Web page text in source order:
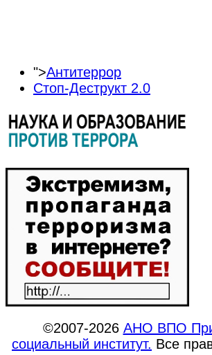
">Антитеррор
Стоп-Деструкт 2.0
©2007-2026 АНО ВПО
социальный институт. Все